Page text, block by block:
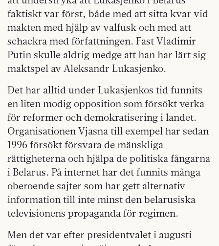
faktiskt var först, både med att sitta kvar vid
makten med hjälp av valfusk och med att
schackra med författningen. Fast Vladimir
Putin skulle aldrig medge att han har lärt sig
maktspel av Aleksandr Lukasjenko.
Det har alltid under Lukasjenkos tid funnits
en liten modig opposition som försökt verka
för reformer och demokratisering i landet.
Organisationen Vjasna till exempel har sedan
1996 försökt försvara de mänskliga
rättigheterna och hjälpa de politiska fångarna
i Belarus. På internet har det funnits många
oberoende sajter som har gett alternativ
information till inte minst den belarusiska
televisionens propaganda för regimen.
Men det var efter presidentvalet i augusti